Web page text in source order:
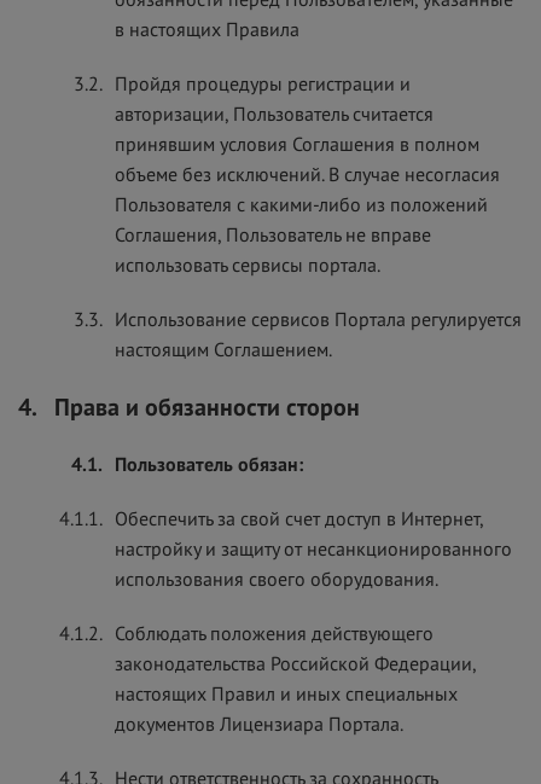
в настоящих Правила
3.2. Пройдя процедуры регистрации и
авторизации, Пользователь считается
принявшим условия Соглашения в полном
объеме без исключений. В случае несогласия
Пользователя с какими-либо из положений
Соглашения, Пользователь не вправе
использовать сервисы портала.
3.3. Использование сервисов Портала регулируется
настоящим Соглашением.
4. Права и обязанности сторон
4.1. Пользователь обязан:
4.1.1. Обеспечить за свой счет доступ в Интернет,
настройку и защиту от несанкционированного
использования своего оборудования.
4.1.2. Соблюдать положения действующего
законодательства Российской Федерации,
настоящих Правил и иных специальных
документов Лицензиара Портала.
4.1.3. Нести ответственность за сохранность